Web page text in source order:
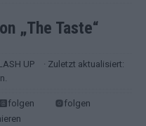
„The Taste“
UP
· Zuletzt aktualisiert:
folgen
folgen